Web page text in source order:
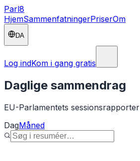
Parl8
HjemSammenfatningerPriserOm
DA
Log indKom i gang gratis
Daglige sammendrag
EU-Parlamentets sessionsrapporter
DagMåned